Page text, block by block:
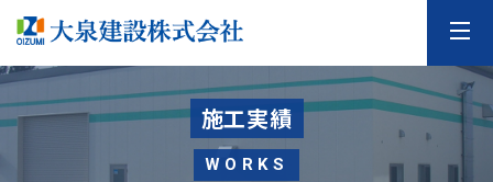
施工実績
WORKS